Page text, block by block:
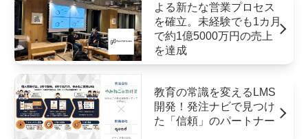
よる新たな営業プロセス
を確立。未経験でも1カ月
で約1億5000万円の売上
を達成
教育の常識を変えるLMS
開発！発注ナビで見つけ
た「信頼」のパートナー